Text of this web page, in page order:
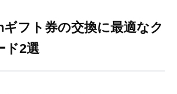
フト券の交換に最適なク
ド2選